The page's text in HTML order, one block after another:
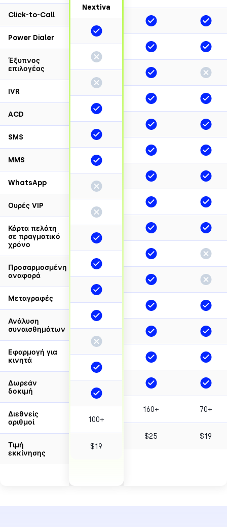
Click-to-Call
Power Dialer
Έξυπνος
επιλογέας
IVR
ACD
SMS
MMS
WhatsApp
Ουρές VIP
Κάρτα πελάτη
σε πραγματικό
χρόνο
Προσαρμοσμένη
αναφορά
Μεταγραφές
Ανάλυση
συναισθημάτων
Εφαρμογή για
κινητά
Δωρεάν
δοκιμή
Διεθνείς
αριθμοί
Τιμή
εκκίνησης
Nextiva
100+
$19
160+
$25
70+
$19